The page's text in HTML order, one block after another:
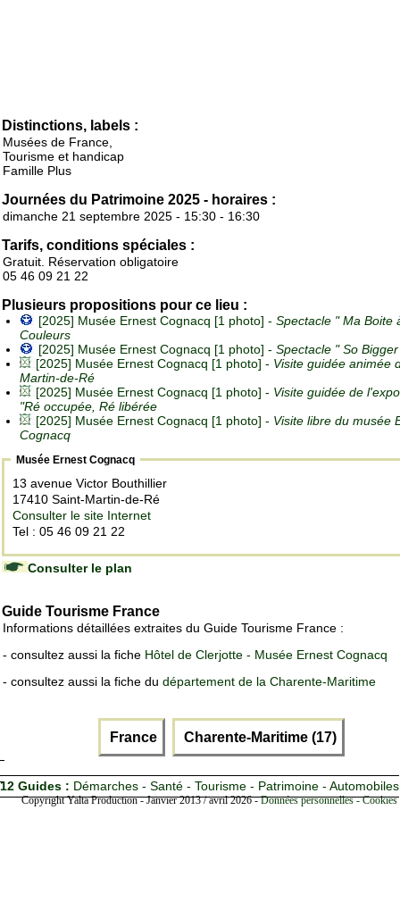
Distinctions, labels :
Musées de France,
Tourisme et handicap
Famille Plus
Journées du Patrimoine 2025 - horaires :
dimanche 21 septembre 2025 - 15:30 - 16:30
Tarifs, conditions spéciales :
Gratuit. Réservation obligatoire
05 46 09 21 22
Plusieurs propositions pour ce lieu :
[2025] Musée Ernest Cognacq [1 photo] - Spectacle " Ma Boite
Couleurs
[2025] Musée Ernest Cognacq [1 photo] - Spectacle " So Bigger
[2025] Musée Ernest Cognacq [1 photo] - Visite guidée animée
Martin-de-Ré
[2025] Musée Ernest Cognacq [1 photo] - Visite guidée de
"Ré occupée, Ré libérée
[2025] Musée Ernest Cognacq [1 photo] - Visite libre du musée
Cognacq
Musée Ernest Cognacq
13 avenue Victor Bouthillier
17410 Saint-Martin-de-Ré
Consulter le site Internet
Tel : 05 46 09 21 22
Consulter le plan
Guide Tourisme France
Informations détaillées extraites du Guide Tourisme France :
- consultez aussi la fiche Hôtel de Clerjotte - Musée Ernest Cognacq
- consultez aussi la fiche du département de la Charente-Maritime
France Charente-Maritime (17)
12 Guides : Démarches - Santé - Tourisme - Patrimoine - Automobiles
Copyright Yalta Production - Janvier 2013 / avril 2026 -Données personnelles -